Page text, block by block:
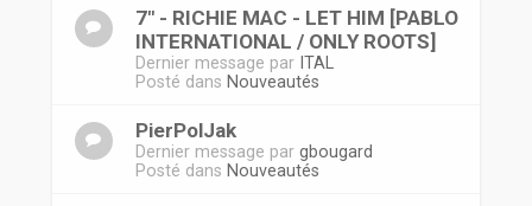
7" - RICHIE MAC - LET HIM [PABLO
INTERNATIONAL / ONLY ROOTS]
Dernier message par ITAL
Posté dans Nouveautés
PierPolJak
Dernier message par gbougard
Posté dans Nouveautés